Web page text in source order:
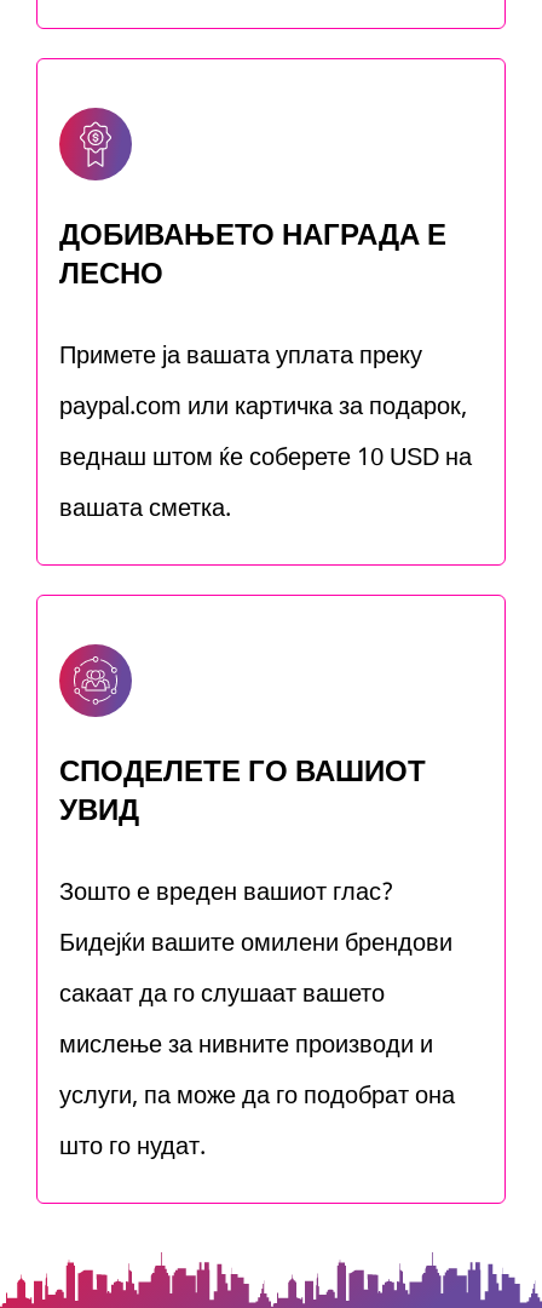
ДОБИВАЊЕТО НАГРАДА Е
ЛЕСНО
Примете ја вашата уплата преку
paypal.com или картичка за подарок,
веднаш штом ќе соберете 10 USD на
вашата сметка.
СПОДЕЛЕТЕ ГО ВАШИОТ
УВИД
Зошто е вреден вашиот глас?
Бидејќи вашите омилени брендови
сакаат да го слушаат вашето
мислење за нивните производи и
услуги, па може да го подобрат она
што го нудат.